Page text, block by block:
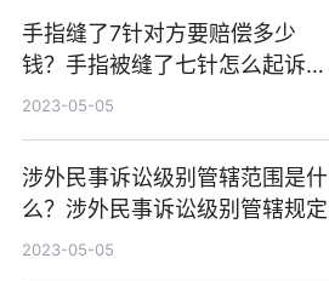
手指缝了7针对方要赔偿多少
钱？手指被缝了七针怎么起诉对
方？
2023-05-05
涉外民事诉讼级别管辖范围是什
么？涉外民事诉讼级别管辖规定
2023-05-05